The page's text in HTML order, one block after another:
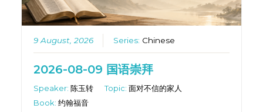
9 August, 2026 Series: Chinese
2026-08-09 国语崇拜
Speaker:陈玉转 Topic:面对不信的家人
Book:约翰福音